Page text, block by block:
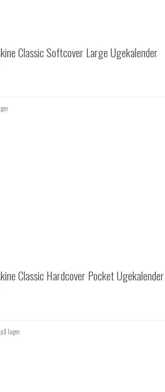
Classic Softcover Large Ugekalender
Classic Hardcover Pocket Ugekalender
lager